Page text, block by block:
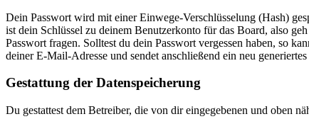
Dein Passwort wird mit einer Einwege-Verschlüsselung (Hash)
ist dein Schlüssel zu deinem Benutzerkonto für das Board, also
Passwort fragen. Solltest du dein Passwort vergessen haben, so
deiner E-Mail-Adresse und sendet anschließend ein neu
Gestattung der Datenspeicherung
Du gestattest dem Betreiber, die von dir eingegebenen und oben